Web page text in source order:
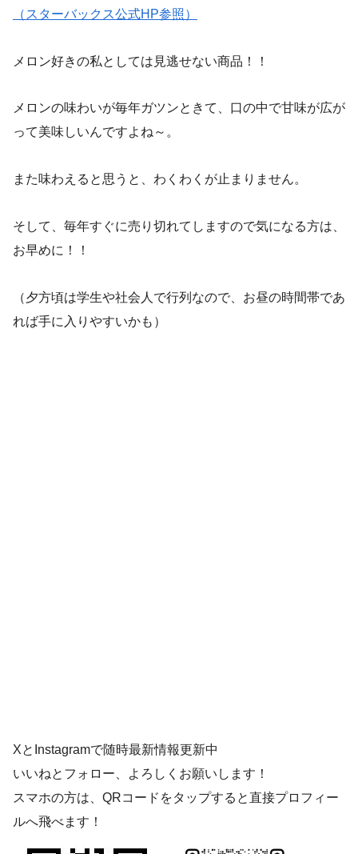
（スターバックス公式HP参照）
メロン好きの私としては見逃せない商品！！
メロンの味わいが毎年ガツンときて、口の中で甘味が広が
って美味しいんですよね～。
また味わえると思うと、わくわくが止まりません。
そして、毎年すぐに売り切れてしますので気になる方は、
お早めに！！
（夕方頃は学生や社会人で行列なので、お昼の時間帯であ
れば手に入りやすいかも）
XとInstagramで随時最新情報更新中
いいねとフォロー、よろしくお願いします！
スマホの方は、QRコードをタップすると直接プロフィー
ルへ飛べます！